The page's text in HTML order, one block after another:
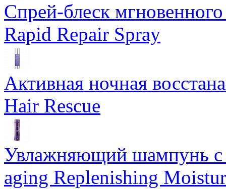
Спрей-блеск
Rapid Repair Spray
Активная ночная
Hair Rescue
Увлажняющий шампунь
aging Replenishing